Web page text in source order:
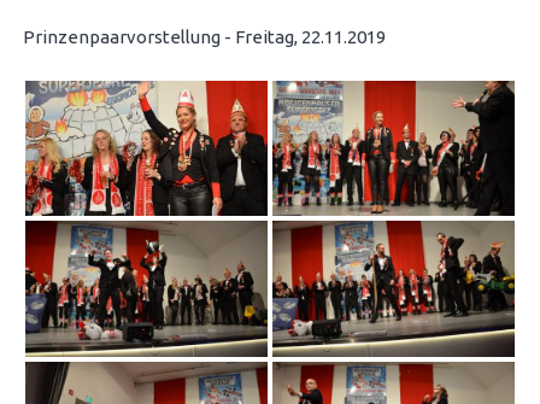
Prinzenpaarvorstellung - Freitag, 22.11.2019